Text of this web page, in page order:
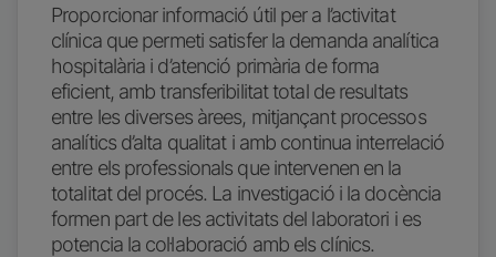
Proporcionar informació útil per a l’activitat
clínica que permeti satisfer la demanda analítica
hospitalària i d’atenció primària de forma
eficient, amb transferibilitat total de resultats
entre les diverses àrees, mitjançant processos
analítics d’alta qualitat i amb continua interrelació
entre els professionals que intervenen en la
totalitat del procés. La investigació i la docència
formen part de les activitats del laboratori i es
potencia la col·laboració amb els clínics.